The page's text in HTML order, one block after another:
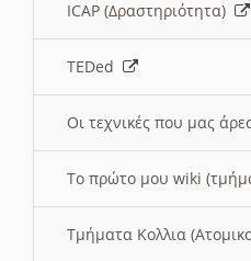
ICAP (Δραστηριότητα)
TEDed
Οι τεχνικές που μας
Το πρώτο μου wiki
Τμήματα Κολλια